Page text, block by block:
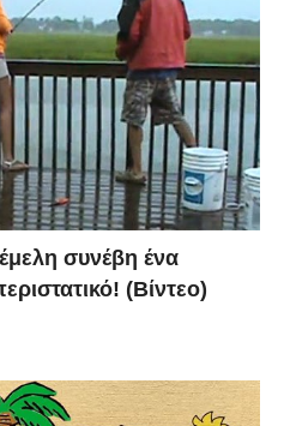
συνέβη ένα
(Βίντεο)